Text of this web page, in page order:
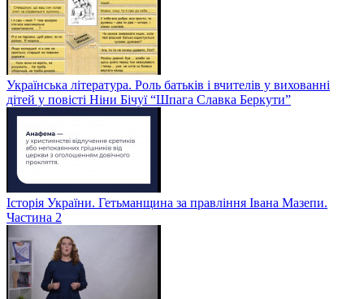
Українська література. Роль батьків і вчителів у вихованні
дітей у повісті Ніни Бічуї “Шпага Славка Беркути”
Історія України. Гетьманщина за правління Івана Мазепи.
Частина 2